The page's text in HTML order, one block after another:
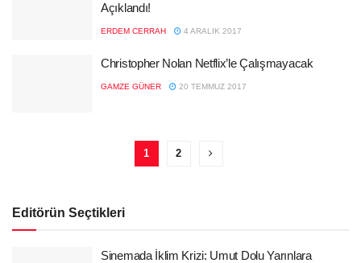
Açıklandı!
ERDEM CERRAH 4 ARALIK 2017
Christopher Nolan Netflix’le Çalışmayacak
GAMZE GÜNER 20 TEMMUZ 2017
1 2
Editörün Seçtikleri
Sinemada İklim Krizi: Umut Dolu Yarınlara